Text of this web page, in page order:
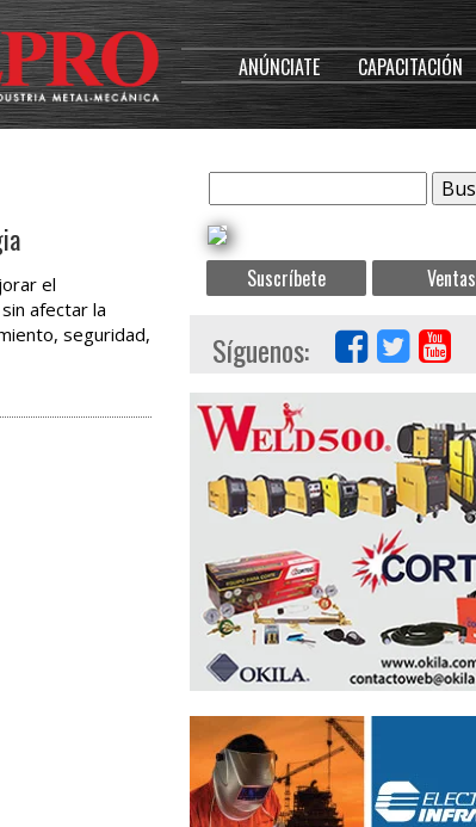
ANÚNCIATE CAPACITACIÓN
el
afectar la
seguridad,
Suscríbete Ventas
Síguenos: